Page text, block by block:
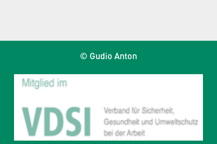
© Gudio Anton